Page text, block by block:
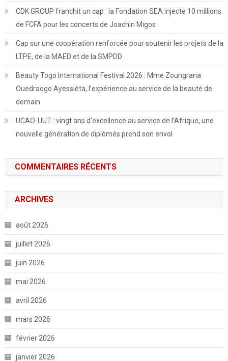
CDK GROUP franchit un cap : la Fondation SEA injecte 10 millions
de FCFA pour les concerts de Joachin Migos
Cap sur une coopération renforcée pour soutenir les projets de la
LTPE, de la MAED et de la SMPDD
Beauty Togo International Festival 2026 : Mme Zoungrana
Ouedraogo Ayessièta, l’expérience au service de la beauté de
demain
UCAO-UUT : vingt ans d’excellence au service de l’Afrique, une
nouvelle génération de diplômés prend son envol
COMMENTAIRES RÉCENTS
ARCHIVES
août 2026
juillet 2026
juin 2026
mai 2026
avril 2026
mars 2026
février 2026
janvier 2026